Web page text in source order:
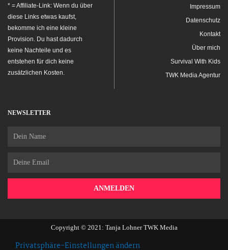
* = Affiliate-Link: Wenn du über
diese Links etwas kaufst,
bekomme ich eine kleine
Provision. Du hast dadurch
keine Nachteile und es
entstehen für dich keine
zusätzlichen Kosten.
Impressum
Datenschutz
Kontakt
Über mich
Survival With Kids
TWK Media Agentur
NEWSLETTER
Name
Email
ANMELDEN
Copyright © 2021: Tanja Lohner TWK Media
Privatsphäre-Einstellungen ändern